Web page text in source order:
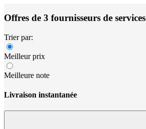
Offres de 3 fournisseurs de services
Trier par:
Meilleur prix
Meilleure note
Livraison instantanée